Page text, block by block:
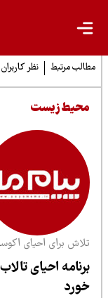
مرتبط نظر کاربران
زیست
برای احیای
احیای تالاب